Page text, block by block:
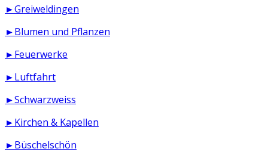
►Greiweldingen
►Blumen und Pflanzen
►Feuerwerke
►Luftfahrt
►Schwarzweiss
►Kirchen & Kapellen
►Büschelschön